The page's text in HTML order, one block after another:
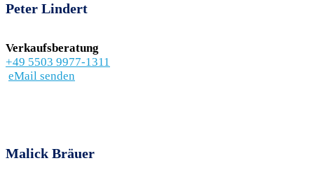
Peter Lindert
Verkaufsberatung
+49 5503 9977-1311
eMail senden
Malick Bräuer